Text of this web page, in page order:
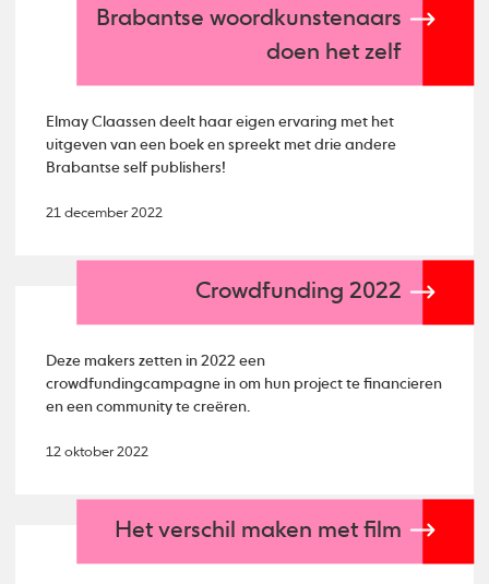
Brabantse woordkunstenaars
doen het zelf
Elmay Claassen deelt haar eigen ervaring met het
uitgeven van een boek en spreekt met drie andere
Brabantse self publishers!
21 december 2022
Crowdfunding 2022
Deze makers zetten in 2022 een
crowdfundingcampagne in om hun project te financieren
en een community te creëren.
12 oktober 2022
Het verschil maken met film